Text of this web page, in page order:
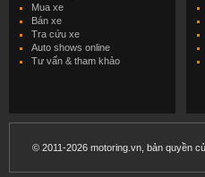
Mua xe
Bán xe
Tra cứu xe
Auto shows online
Tư vấn & tham khảo
© 2011-2026 motoring.vn, bản quyền